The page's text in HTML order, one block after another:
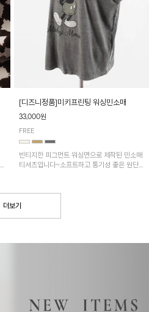
[디즈니정품]미키프린팅 워싱민소매
33,000원
FREE
빈티지한 피그먼트 워싱면으로 제작된 민소매
티셔츠입니다~소프트하고 통기성 좋은 원단
더보기